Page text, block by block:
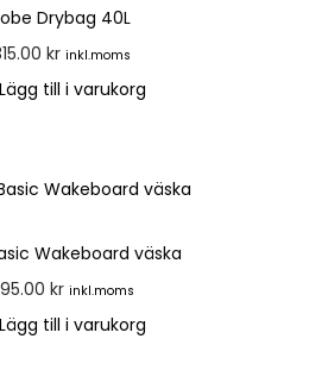
Drybag 40L
kr inkl.moms
Lägg till i varukorg
Wakeboard väska
kr inkl.moms
Lägg till i varukorg